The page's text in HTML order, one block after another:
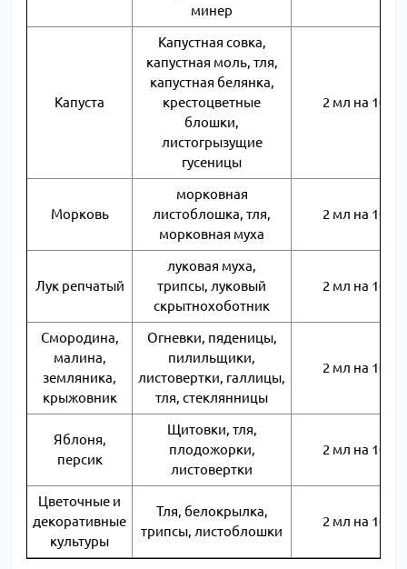
минер
Капуста
Капустная совка,
капустная моль, тля,
капустная белянка,
крестоцветные
блошки,
листогрызущие
гусеницы
2 мл на 10 л
Морковь
морковная
листоблошка, тля,
морковная муха
2 мл на 10 л
Лук репчатый
луковая муха,
трипсы, луковый
скрытнохоботник
2 мл на 10 л
Смородина,
малина,
земляника,
крыжовник
Огневки, пяденицы,
пилильщики,
листовертки, галлицы,
тля, стеклянницы
2 мл на 10 л
Яблоня,
персик
Щитовки, тля,
плодожорки,
листовертки
2 мл на 10 л
Цветочные и
декоративные
культуры
Тля, белокрылка,
трипсы, листоблошки
2 мл на 10 л